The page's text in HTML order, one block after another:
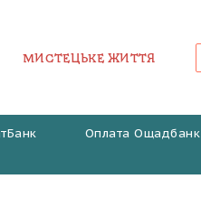
МИСТЕЦЬКЕ ЖИТТЯ
Оплата Ощадбанк